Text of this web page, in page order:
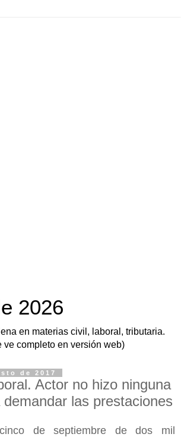
2026
en materias civil, laboral, tributaria.
ve completo en versión web)
de 2017
Actor no hizo ninguna
las prestaciones
de septiembre de dos mil